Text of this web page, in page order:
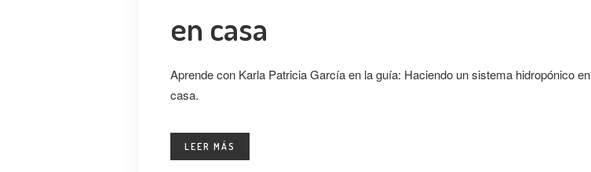
en casa
Aprende con Karla Patricia García en la guía: Haciendo un sistema hidropónico en
casa.
LEER MÁS